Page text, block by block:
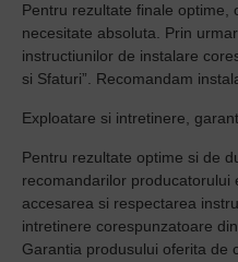
Pentru rezultate finale optime,
necesitate absoluta. Prin
instructiunilor de instalare
si Sfaturi”. Recomandam
Exploatare si intretinere,
Pentru rezultate optime si de
recomandarilor producatorului
accesarea si respectarea
intretinere corespunzatoare
Garantia produsului oferita de